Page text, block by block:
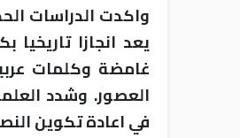
يعد انجازا
غامضة وكلمات
العصور. وشدد
في اعادة تكوين